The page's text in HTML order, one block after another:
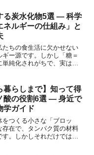
で、ぜひ実践に役立ててく
たちが地震を察知する能力
られてきました。近年で
牛、さらにはカエルといっ
行動が科学的研究でも観察
「動物による地震予測」の
て注目を集めています。本
が地震を感じ取る仕組み
れた例を紹介し、科学と
る炭水化物5選 — 科学
ネルギーの仕組み」と
たちの食生活に欠かせない
ギー源です。しかし「糖＝
単純化されがちで、実は分
持っています。本記事では
／多糖」「甘みの分子機
品の選び方」「不溶性／水
違い」「脳への影響と実
」という5つのトピックに
レベルや生理学的な裏付け
、日常で活かせる知識をわ
説します。
暮らしまで】知って得
酸の役割6選 — 身近で
学ガイド
をつくる小さな「ブロッ
存在で、タンパク質の材料
。しかしそれだけではあ